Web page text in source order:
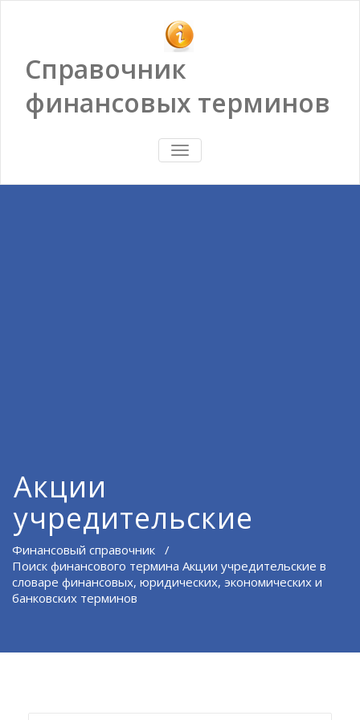
Справочник
финансовых терминов
ПОКАЗАТЬ/
СКРЫТЬ
Акции
учредительские
Финансовый справочник /
Поиск финансового термина Акции учредительские в
словаре финансовых, юридических, экономических и
банковских терминов